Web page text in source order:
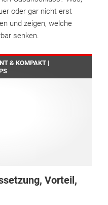
oder gar nicht erst
und zeigen, welche
senken.
& KOMPAKT |
Vorteil,